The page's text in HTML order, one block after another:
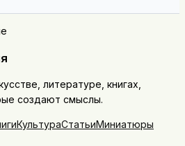
литературе, книгах,
создают смыслы.
КультураСтатьиМиниатюры